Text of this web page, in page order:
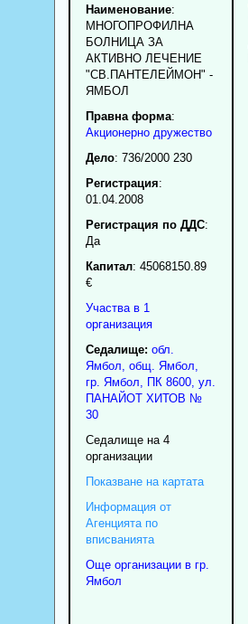
Наименование:
МНОГОПРОФИЛНА
БОЛНИЦА ЗА
АКТИВНО ЛЕЧЕНИЕ
"СВ.ПАНТЕЛЕЙМОН" -
ЯМБОЛ
Правна форма:
Акционерно дружество
Дело: 736/2000 230
Регистрация:
01.04.2008
Регистрация по ДДС:
Да
Капитал: 45068150.89
€
Участва в 1
организация
Седалище: обл.
Ямбол общ. Ямбол
гр. Ямбол , ПК 8600, ул.
ПАНАЙОТ ХИТОВ №
30
Седалище на 4
организации
Показване на картата
Информация от
Агенцията по
вписванията
Още организации в гр.
Ямбол